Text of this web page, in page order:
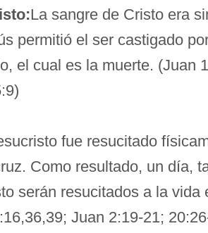
La sangre de Cristo era
permitió el ser castigado
el cual es la muerte. (Juan
fue resucitado
Como resultado, un día,
serán resucitados a la
Juan 2:19-21;